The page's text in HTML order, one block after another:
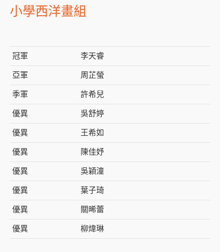
小學西洋畫組
冠軍 李天睿
亞軍 周芷螢
季軍 許希兒
優異 吳舒婷
優異 王希如
優異 陳佳妤
優異 吳穎潼
優異 葉子琦
優異 關晞蕾
優異 柳煒琳